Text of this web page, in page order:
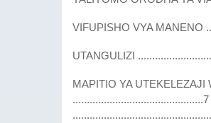
VIFUPISHO VYA MANENO
UTANGULIZI
MAPITIO YA UTEKELEZAJI WA PROGRAMU ZA AFISI YARAIS – IKULU KWA MWAKA WA FEDHA 2025/2026. ..............................................7 UTEKELEZAJI WA PROGRAMU ZA AFISI YA RAIS – IKULU (FUNGU A01). ....................................................................................7 i. Programu Kuu ya Kusimamia na Kuratibu Shughuli na Huduma za Mheshimiwa Rais na Kuimarisha Mawasiliano Ikulu. ........8 ii. Programu Kuu ya Kuratibu Ushirikiano wa Kikanda, Kimataifa na Wazanzibari Wanaoishi Nje ya Nchi. .............11 iii. Programu Kuu ya Utawala na Uendeshaji wa Afisi ya Rais – Ikulu. ...............................................................................14 UTEKELEZAJI WA SHUGHULI ZA MIRADI YA MAENDELEO .............17 MAPITIO YA UTEKELEZAJI WA OFISI YA BARAZA LA MAPINDUZI (FUNGU A02) KWA MWAKA WA FEDHA 2025/2026. .....................18 i. Programu Kuu ya Usimamizi wa Majukumu ya Kikatiba na Kisheria ya BLM. ......................................................................19 ii. Programu Kuu ya Utumishi na Uendeshaji wa Ofisi ya Baraza la Mapinduzi .............................................................20 MAPITIO YA UTEKELEZAJI WA PROGRAMU ZA TAASISI YA AFISI YA RAIS YA UFUATILIAJI NA USIMAMIZI WA UTENDAJI SERIKALINI ZANZIBAR (FUNGU A09) KWA MWAKA WA FEDHA 2025/2026. ……………………….....20 UTEKELEZAJI WA PROGRAMU ZA TAASISI YA ZPDB (FUNGU A09) .........21 i. Programu Kuu ya Usimamizi na Uratibu wa Huduma za Serikali .......................................................................................21 ii. Programu Kuu ya Mipango ya Miradi ya Kipaumbele na Uendeshaji. ............................................................................23 UTEKELEZAJI WA MRADI WA MAENDELEO KWA FUNGU A09 ……………......24 MAPITIO YA UTEKELEZAJI WA PROGRAMU ZA TAASISI YA NYARAKA NA KUMBUKUMBU ZANZIBAR (FUNGU A10) KWA MWAKA WA FEDHA 2025/2026. ....................................25 HOTUBA YA BAJETI WAZIRI WA NCHI AFISI YA RAIS -IKULU 2026/2027 ii i. Programu Kuu ya Usimamizi wa Nyaraka na Kumbukumbu kwa matumizi ya Serikali na Umma. ............25 ii. Programu Kuu ya Utawala na Uendeshaji wa Taasisi ya Nyaraka na Kumbukumbu. ..............................................27 MWELEKEO WA BAJETI YA AFISI YA RAIS – IKULU KWA MWAKA WA FEDHA 2026/2027 ......................................................................27. PROGRAMU KUU NA NDOGO NA MAKISIO YA FEDHA ZINAZOHITAJIKA KWA MWAKA WA FEDHA 2026/2027 ...............29 PROGRAMU KUU NA NDOGO ZA AFISI YA RAIS – IKULU (FUNGU 001) .................................................................................................30 i. Programu